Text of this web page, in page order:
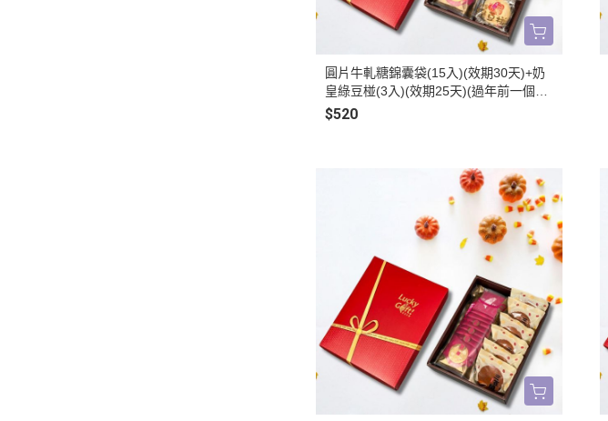
圓片牛軋糖錦囊袋(15入)(效期30天)+奶
皇綠豆椪(3入)(效期25天)(過年前一個月
無法到貨)
$520